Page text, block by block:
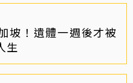
坡！遺體一週後才被
生